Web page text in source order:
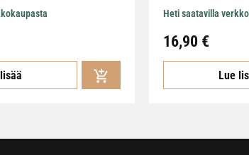
Heti saatavilla
16,90 €
Lue